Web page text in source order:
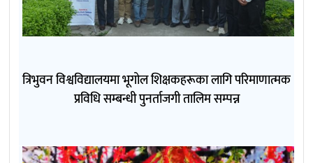
त्रिभुवन विश्वविद्यालयमा भूगोल शिक्षकहरूका लागि परिमाणात्मक
प्रविधि सम्बन्धी पुनर्ताजगी तालिम सम्पन्न